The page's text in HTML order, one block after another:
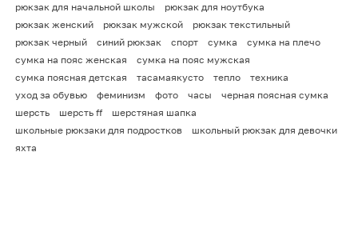
рюкзак для начальной школы
рюкзак для ноутбука
рюкзак женский
рюкзак мужской
рюкзак текстильный
рюкзак черный
синий рюкзак спорт сумка
сумка на плечо
сумка на пояс женская
сумка на пояс мужская
сумка поясная детская
тасамаякусто тепло
техника
уход за обувью
феминизм фото часы
черная поясная сумка
шерсть
шерсть ff
шерстяная шапка
школьные рюкзаки для подростков
школьный рюкзак для девочки
яхта